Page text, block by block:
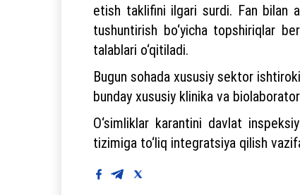
etish taklifini ilgari surdi. Fan bilan
tushuntirish bo‘yicha topshiriqlar
talablari o‘qitiladi.
Bugun sohada xususiy sektor
bunday xususiy klinika va
O‘simliklar karantini davlat
tizimiga to‘liq integratsiya qilish